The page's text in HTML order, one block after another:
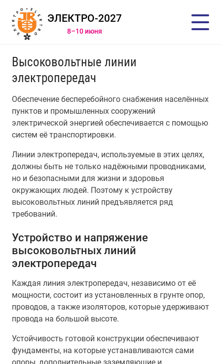
ЭЛЕКТРО-2027
8–10 июня
Высоковольтные линии
электропередач
Обеспечение бесперебойного снабжения населённых
пунктов и промышленных сооружений
электрической энергией обеспечивается с помощью
систем её транспортировки.
Линии электропередач, используемые в этих целях,
должны быть не только надёжными проводниками,
но и безопасными для жизни и здоровья
окружающих людей. Поэтому к устройству
высоковольтных линий предъявляется ряд
требований.
Устройство и напряжение
высоковольтных линий
электропередач
Каждая линия электропередач, независимо от её
мощности, состоит из установленных в грунте опор,
проводов, а также изоляторов, которые удерживают
провода на большой высоте.
Устойчивость готовой конструкции обеспечивают
фундаменты, на которые устанавливаются сами